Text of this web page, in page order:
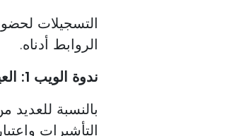
التسجيلات
الروابط أدناه.
ندوة الويب 1: العيش في البرتغال (الخميس 11 يونيو 2026 الساعة 4 مساءً)
بالنسبة للعديد
التأشيرات